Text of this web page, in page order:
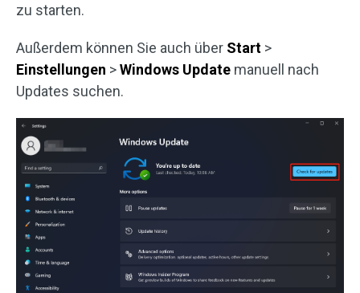
zu starten.
Außerdem können Sie auch über Start >
Einstellungen >Windows Update manuell nach
Updates suchen.